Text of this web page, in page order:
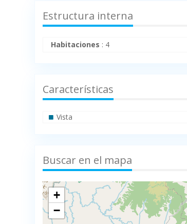
Estructura interna
Habitaciones : 4
Características
Vista
Buscar en el mapa
+
−